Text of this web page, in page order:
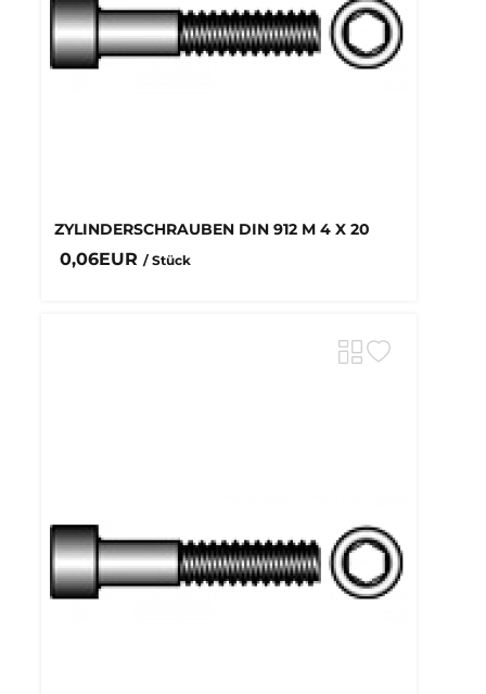
ZYLINDERSCHRAUBEN DIN 912 M 4 X 20
0,06EUR / Stück